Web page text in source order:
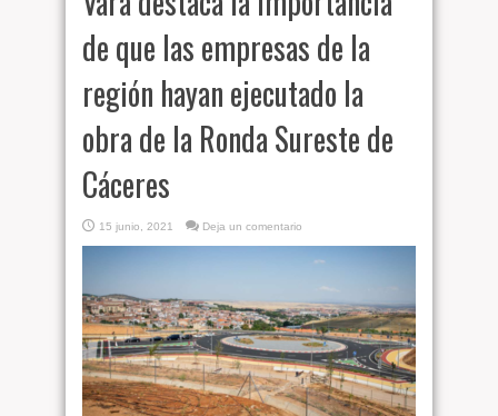
de que las empresas de la
región hayan ejecutado la
obra de la Ronda Sureste de
Cáceres
15 junio, 2021 Deja un comentario